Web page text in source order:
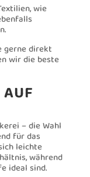
wie
gerne direkt
wir die beste
– die Wahl
für das
leichte
während
ideal sind.